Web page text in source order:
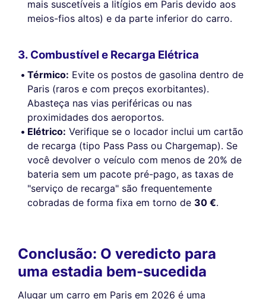
mais suscetíveis a litígios em Paris devido aos
meios-fios altos) e da parte inferior do carro.
3. Combustível e Recarga Elétrica
Térmico: Evite os postos de gasolina dentro de
Paris (raros e com preços exorbitantes).
Abasteça nas vias periféricas ou nas
proximidades dos aeroportos.
Elétrico: Verifique se o locador inclui um cartão
de recarga (tipo Pass Pass ou Chargemap). Se
você devolver o veículo com menos de 20% de
bateria sem um pacote pré-pago, as taxas de
"serviço de recarga" são frequentemente
cobradas de forma fixa em torno de 30 €.
Conclusão: O veredicto para
uma estadia bem-sucedida
Alugar um carro em Paris em 2026 é uma